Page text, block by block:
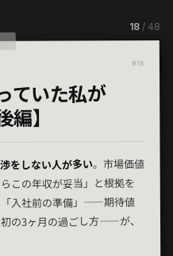
18 / 48
#18
ていた私が
】
をしない人が多い。市場価値
この年収が妥当」と根拠を
「入社前の準備」——期待値
の3ヶ月の過ごし方——が、